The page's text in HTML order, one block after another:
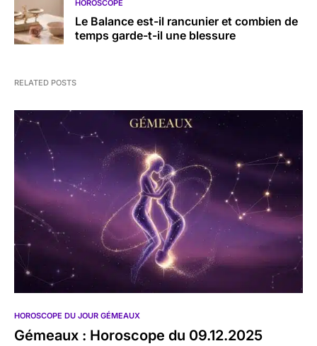
HOROSCOPE
Le Balance est-il rancunier et combien de
temps garde-t-il une blessure
RELATED POSTS
HOROSCOPE DU JOUR GÉMEAUX
Gémeaux : Horoscope du 09.12.2025